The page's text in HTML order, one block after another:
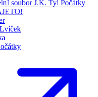
soubor J.K. Tyl Počátky